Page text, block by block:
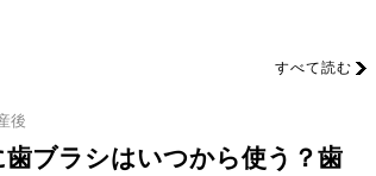
すべて読む
後
ブラシはいつから使う？歯